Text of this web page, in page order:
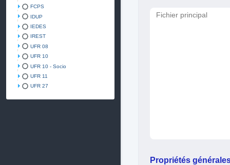
FCPS
IDUP
IEDES
IREST
UFR 08
UFR 10
UFR 10 - Socio
UFR 11
UFR 27
Fichier principal
Propriétés